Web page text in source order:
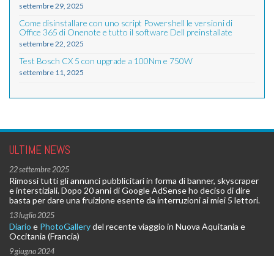
settembre 29, 2025
Come disinstallare con uno script Powershell le versioni di
Office 365 di Onenote e tutto il software Dell preinstallate
settembre 22, 2025
Test Bosch CX 5 con upgrade a 100Nm e 750W
settembre 11, 2025
ULTIME NEWS
22 settembre 2025
Rimossi tutti gli annunci pubblicitari in forma di banner, skyscraper
e interstiziali. Dopo 20 anni di Google AdSense ho deciso di dire
basta per dare una fruizione esente da interruzioni ai miei 5 lettori.
13 luglio 2025
Diario e PhotoGallerydel recente viaggio in Nuova Aquitania e
Occitania (Francia)
9 giugno 2024